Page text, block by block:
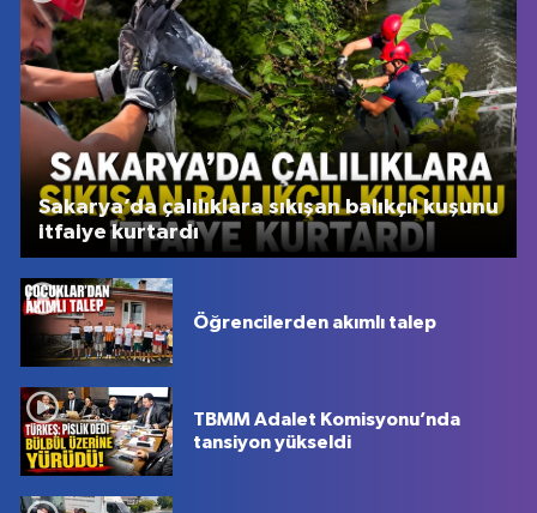
Sakarya’da çalılıklara sıkışan balıkçıl kuşunu
itfaiye kurtardı
Öğrencilerden akımlı talep
TBMM Adalet Komisyonu’nda
tansiyon yükseldi